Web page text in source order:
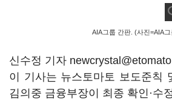
AIA그룹 간판. (사진=AIA그
신수정 기자
이 기사는 뉴스토마토 보도준칙
김의중 금융부장이 최종 확인·수